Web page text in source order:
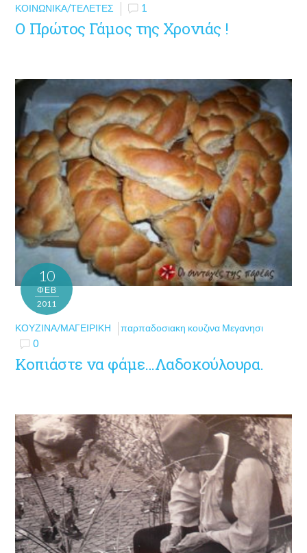
ΚΟΙΝΩΝΙΚΆ/ΤΕΛΕΤΈΣ 1
Ο Πρώτος Γάμος της Χρονιάς !
10
ΦΕΒ
2011
ΚΟΥΖΊΝΑ/ΜΑΓΕΙΡΙΚΉ
παρπαδοσιακη κουζινα Μεγανησι
0
Κοπιάστε να φάμε…Λαδοκούλουρα.